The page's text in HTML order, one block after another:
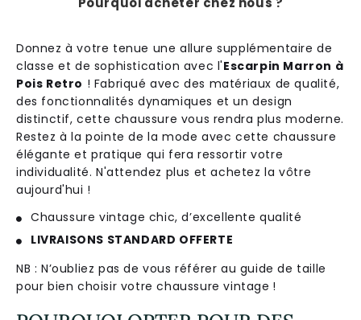
Donnez à votre tenue une allure supplémentaire de
classe et de sophistication avec l'Escarpin Marron à
Pois Retro ! Fabriqué avec des matériaux de qualité,
des fonctionnalités dynamiques et un design
distinctif, cette chaussure vous rendra plus moderne.
Restez à la pointe de la mode avec cette chaussure
élégante et pratique qui fera ressortir votre
individualité. N'attendez plus et achetez la vôtre
aujourd'hui !
Chaussure vintage chic, d’excellente qualité
LIVRAISONS STANDARD OFFERTE
NB : N’oubliez pas de vous référer au guide de taille
pour bien choisir votre chaussure vintage !